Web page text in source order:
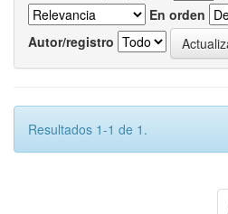
En orden
Autor/registro
Resultados 1-1 de 1.